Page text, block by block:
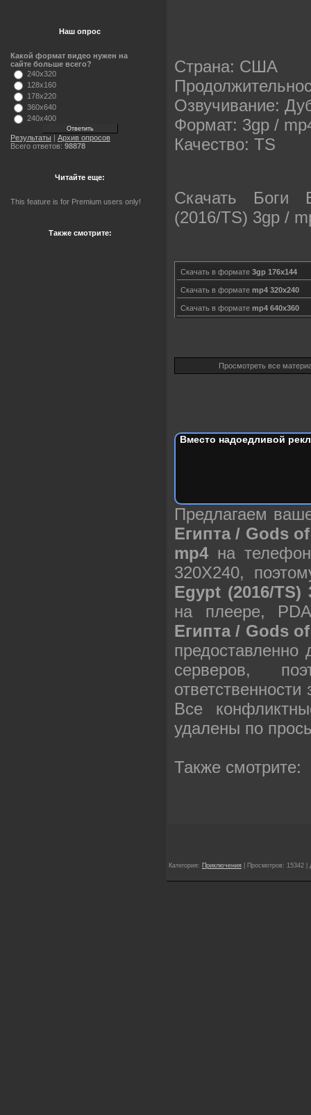
Наш опрос
Какой формат видео нужен на
сайте больше всего?
240x320
128x160
178x220
360x640
240x400
Результаты | Архив опросов
Всего ответов: 98878
Читайте еще:
This feature is for Premium users only!
Также смотрите:
Страна: США
Озвучивание:
Формат: 3gp /
Качество: TS
Скачать
(2016/TS) 3gp /
Скачать в формате 3gp 176x144
Скачать в формате mp4 320x240
Скачать в формате mp4 640x360
Просмотреть все
Вместо надоедливой
Предлагаем
Египта / Gods
mp4 на
320X240,
Egypt (2016/TS)
на плеере,
Египта / Gods
серверов,
Все
удалены по
Также смотрите:
Категория: Приключения | Просмотров: 15342